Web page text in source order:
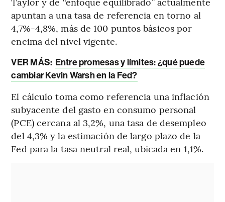
apuntan a una tasa de referencia en torno al
4,7%-4,8%, más de 100 puntos básicos por
encima del nivel vigente.
VER MÁS: Entre promesas y límites: ¿qué puede
cambiar Kevin Warsh en la Fed?
El cálculo toma como referencia una inflación
subyacente del gasto en consumo personal
(PCE) cercana al 3,2%, una tasa de desempleo
del 4,3% y la estimación de largo plazo de la
Fed para la tasa neutral real, ubicada en 1,1%.